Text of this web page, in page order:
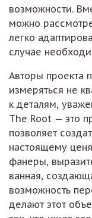
возможности.
можно
легко
случае
Авторы проекта
измеряться не
к деталям,
The Root — это
позволяет
настоящему
фанеры,
ванная,
возможность
делают этот